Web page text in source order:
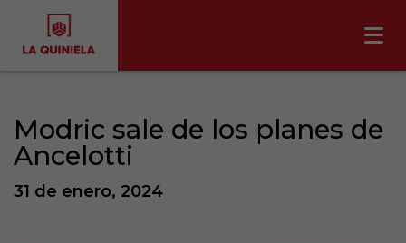
Modric sale de los planes de
Ancelotti
31 de enero, 2024